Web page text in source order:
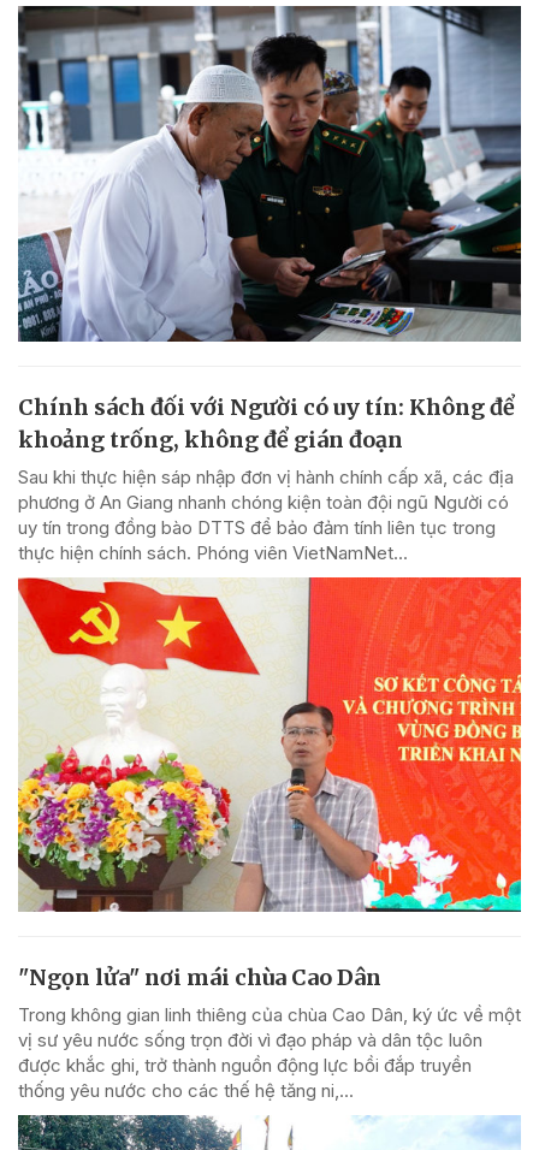
Chính sách đối với Người có uy tín: Không để
khoảng trống, không để gián đoạn
Sau khi thực hiện sáp nhập đơn vị hành chính cấp xã, các địa
phương ở An Giang nhanh chóng kiện toàn đội ngũ Người có
uy tín trong đồng bào DTTS để bảo đảm tính liên tục trong
thực hiện chính sách. Phóng viên VietNamNet...
"Ngọn lửa" nơi mái chùa Cao Dân
Trong không gian linh thiêng của chùa Cao Dân, ký ức về một
vị sư yêu nước sống trọn đời vì đạo pháp và dân tộc luôn
được khắc ghi, trở thành nguồn động lực bồi đắp truyền
thống yêu nước cho các thế hệ tăng ni,...